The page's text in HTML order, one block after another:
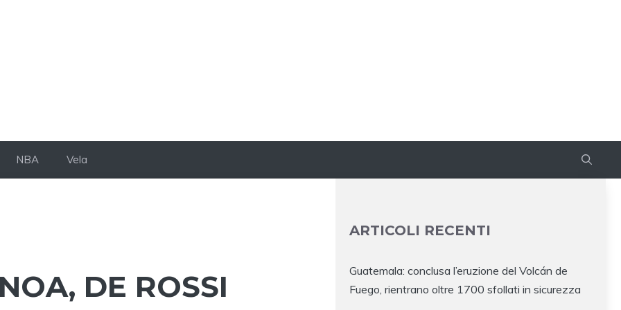
NBA Vela
DE ROSSI
ARTICOLI RECENTI
Guatemala: conclusa l’eruzione del Volcán de
Fuego, rientrano oltre 1700 sfollati in sicurezza